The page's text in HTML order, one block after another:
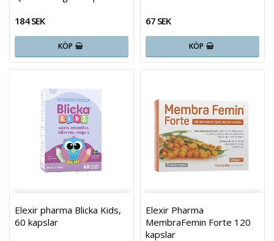
184 SEK
KÖP
67 SEK
KÖP
Elexir pharma Blicka Kids,
60 kapslar
Elexir Pharma
MembraFemin Forte 120
kapslar